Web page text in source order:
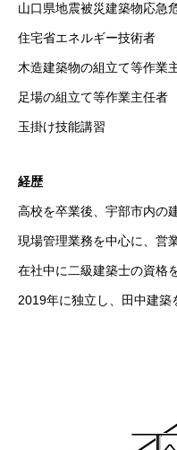
山口県地震被災建築物応急
住宅省エネルギー技術者
木造建築物の組立て等作業
足場の組立て等作業主任者
玉掛け技能講習
経歴
高校を卒業後、宇部市内の
現場管理業務を中心に、営
在社中に二級建築士の資格
2019年に独立し、田中建築